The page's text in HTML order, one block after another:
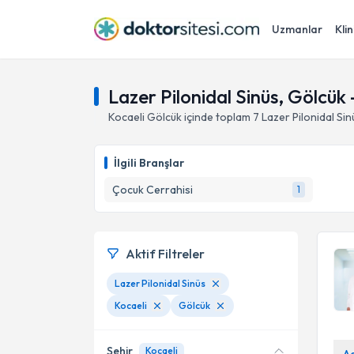
Uzmanlar
Lazer Pilonidal Sinüs, Gölcük
Kocaeli Gölcükiçinde toplam 7 Lazer Pilonidal
İlgili Branşlar
Çocuk Cerrahisi
1
Aktif Filtreler
Lazer Pilonidal Sinüs
Kocaeli
Gölcük
Şehir Kocaeli